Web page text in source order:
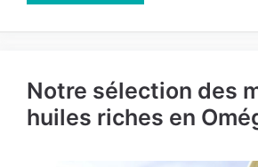
Notre sélection des
huiles riches en